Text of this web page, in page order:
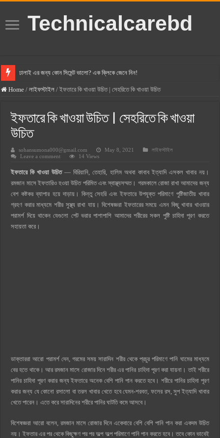
Technicalcarebd
ঢালাই এর জন্য কোন সিমেন্ট ভালো? এক ক্লিকে জেনে নিন!
বসুন্ধরা সিমেন্ট এর দাম ২০২৫
হোলসিম সিমেন্ট দাম ২০২৫
সুপারক্রিট সিমেন্ট দাম ২০২৫
জুডিশিয়াল ম্যাজিস্ট্রেট কি? জুডিশিয়াল ম্যাজিস্ট্রেট এর সুযোগ সুবিধা
ওয়ালটন মোবাইল কিস্তিতে কেনার নিয়ম ২০২৫
ওয়ালটন টিভি কিস্তিতে কেনার নিয়ম ২০২৫
গ্রামে লাভজনক ব্যবসা ২০২৫ ও গ্রামের বাজারে ব্যবসার আইডিয়া
জেনে নিন, বর্তমানে মোবাইল ঘড়ি দাম কত ২০২৫
Home / লাইফস্টাইল / ইফতারে কি খাওয়া উচিত | সেহরিতে কি খাওয়া উচিত
ইফতারে কি খাওয়া উচিত | সেহরিতে কি খাওয়া
উচিত
sohansumona000@gmail.com May 8, 2021
লাইফস্টাইল
Leave a comment
14 Views
ইফতারে কি খাওয়া উচিত— বিরিয়ানি, তেহারি, হালিম অথবা কাবাব ইত্যাদি এসকল খাবার নয়।
রমজান মাসে ইফতারিও হওয়া উচিত পরিমিত এবং স্বাস্থ্যসম্মত। গরমকালে রোজা রাখা আমাদের জন্য
বেশ কষ্টকর ব্যাপার হয়ে দাড়ায়। কিন্তু সেহরি এবং ইফতারে উপযুক্ত পরিমাণে পুষ্টিজাতীয় খাবার
গ্রহণ করার মাধ্যমে শরীর সুস্থ্য রাখা যায়। বিশেষজ্ঞরা ইফতারের সময়ে এমন কিছু খাবার খাওয়ার
পরামর্শ দিয়ে থাকেন যেগুলাে পেট ভরার পাশাপাশি আমাদের শরীরের সকল পুষ্টি চাহিদা পূরণ করতে
সহায়তা করে।
ডাক্তাররা আরো পরামর্শ দেন, গরমের সময় সারাদিন শরীর থেকে প্রচুর পরিমাণে পানি ঘামের মাধ্যমে
বের হতে থাকে। আর রমজান মাসে রোজার দিনে শরীর এর পানির চাহিদা পূরণ করা যায়না। তাই শরীরে
পানির চাহিদা পূরণ করার জন্য ইফতারে অনেক বেশি পানি পান করতে হবে। শরীরে পানির চাহিদা পূরণ
করার জন্য যে কোনো রসালো বা তরল খাবার খেতে হবে যেমন-শরবত, ফলের রস, সুপ ইত্যাদি খাবার
খেতে পারেন। এতে করে সারাদিনের শরীরে পানির ঘাটতি কমে আসবে।
বিশেষজ্ঞরা আরো বলেন, রমজান মাসে রোজার দিনে একেবারে বেশি বেশি পানি পান করা একদম উচিত
নয়। ইফতার এর পর থেকে কিছুক্ষণ পর পর অল্প অল্প পরিমাণে পানি পান করতে হবে। তবে কোন ভাবেই